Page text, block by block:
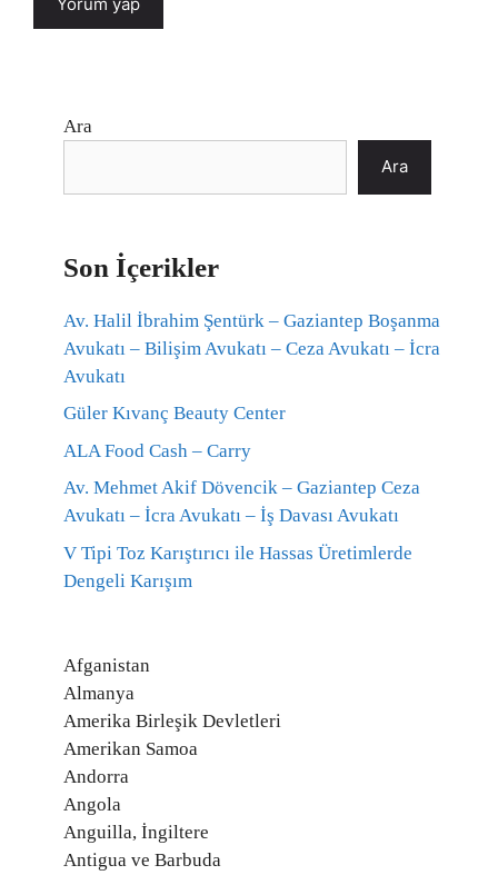
Ara
Ara
Son İçerikler
Av. Halil İbrahim Şentürk – Gaziantep Boşanma
Avukatı – Bilişim Avukatı – Ceza Avukatı – İcra
Avukatı
Güler Kıvanç Beauty Center
ALA Food Cash – Carry
Av. Mehmet Akif Dövencik – Gaziantep Ceza
Avukatı – İcra Avukatı – İş Davası Avukatı
V Tipi Toz Karıştırıcı ile Hassas Üretimlerde
Dengeli Karışım
Afganistan
Almanya
Amerika Birleşik Devletleri
Amerikan Samoa
Andorra
Angola
Anguilla, İngiltere
Antigua ve Barbuda